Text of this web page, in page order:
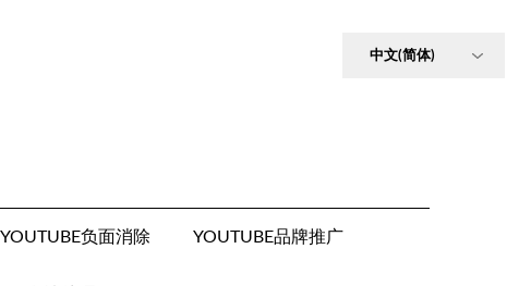
YOUTUBE负面消除 YOUTUBE品牌推广